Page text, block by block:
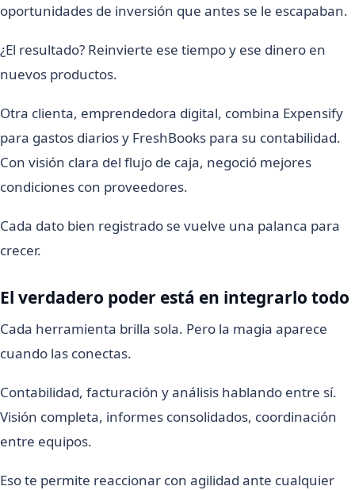
oportunidades de inversión que antes se le escapaban.
¿El resultado? Reinvierte ese tiempo y ese dinero en
nuevos productos.
Otra clienta, emprendedora digital, combina Expensify
para gastos diarios y FreshBooks para su contabilidad.
Con visión clara del flujo de caja, negoció mejores
condiciones con proveedores.
Cada dato bien registrado se vuelve una palanca para
crecer.
El verdadero poder está en integrarlo todo
Cada herramienta brilla sola. Pero la magia aparece
cuando las conectas.
Contabilidad, facturación y análisis hablando entre sí.
Visión completa, informes consolidados, coordinación
entre equipos.
Eso te permite reaccionar con agilidad ante cualquier